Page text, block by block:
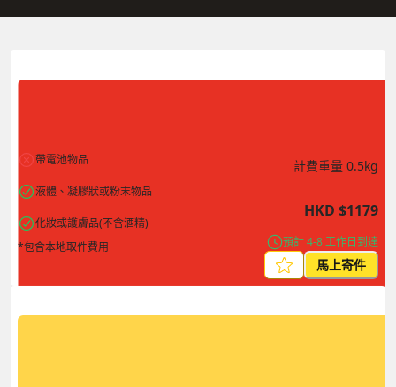
帶電池物品
液體、凝膠狀或粉末物品
化妝或護膚品(不含酒精)
*包含本地取件費用
計費重量 0.5kg
HKD $1179
預計 4-8 工作日到達
馬上寄件